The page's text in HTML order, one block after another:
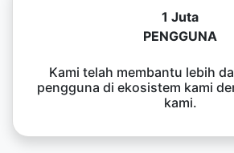
1 Juta
PENGGUNA
Kami telah membantu lebih
pengguna di ekosistem kami
kami.